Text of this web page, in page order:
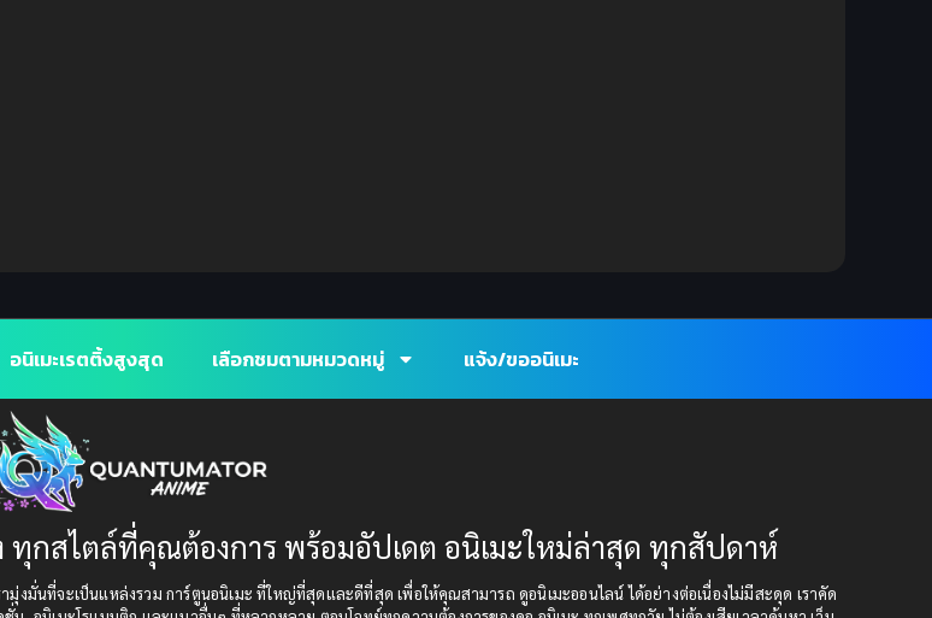
อนิเมะเรตติ้งสูงสุด เลือกชมตามหมวดหมู่ แจ้ง/ขออนิเมะ
ทุกสไตล์ที่คุณต้องการ พร้อมอัปเดต อนิเมะใหม่ล่าสุด ทุกสัปดาห์
งมั่นที่จะเป็นแหล่งรวม การ์ตูนอนิเมะ ที่ใหญ่ที่สุดและดีที่สุด เพื่อให้คุณสามารถ ดูอนิเมะออนไลน์ ได้อย่างต่อเนื่องไม่มีสะดุด เราคัด